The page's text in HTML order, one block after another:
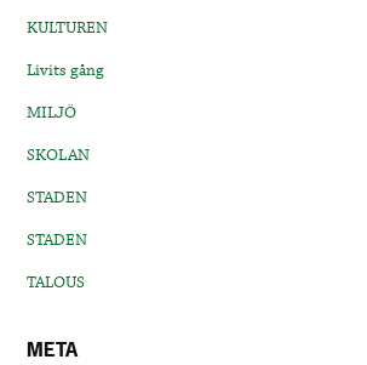
KULTUREN
Livits gång
MILJÖ
SKOLAN
STADEN
STADEN
TALOUS
META